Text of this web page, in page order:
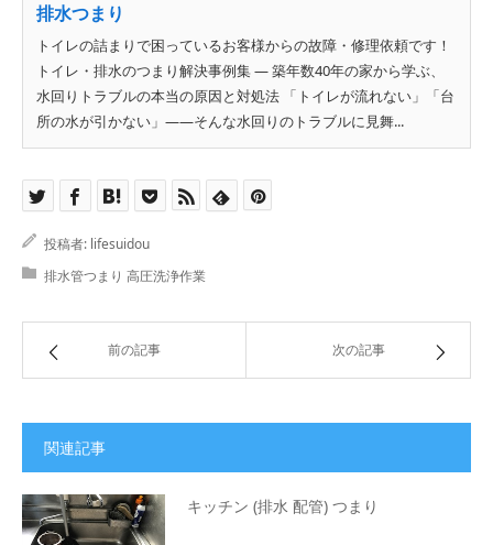
排水つまり
トイレの詰まりで困っているお客様からの故障・修理依頼です！
トイレ・排水のつまり解決事例集 ― 築年数40年の家から学ぶ、
水回りトラブルの本当の原因と対処法 「トイレが流れない」「台
所の水が引かない」――そんな水回りのトラブルに見舞...
投稿者: lifesuidou
排水管つまり 高圧洗浄作業
前の記事 次の記事
関連記事
キッチン (排水 配管) つまり